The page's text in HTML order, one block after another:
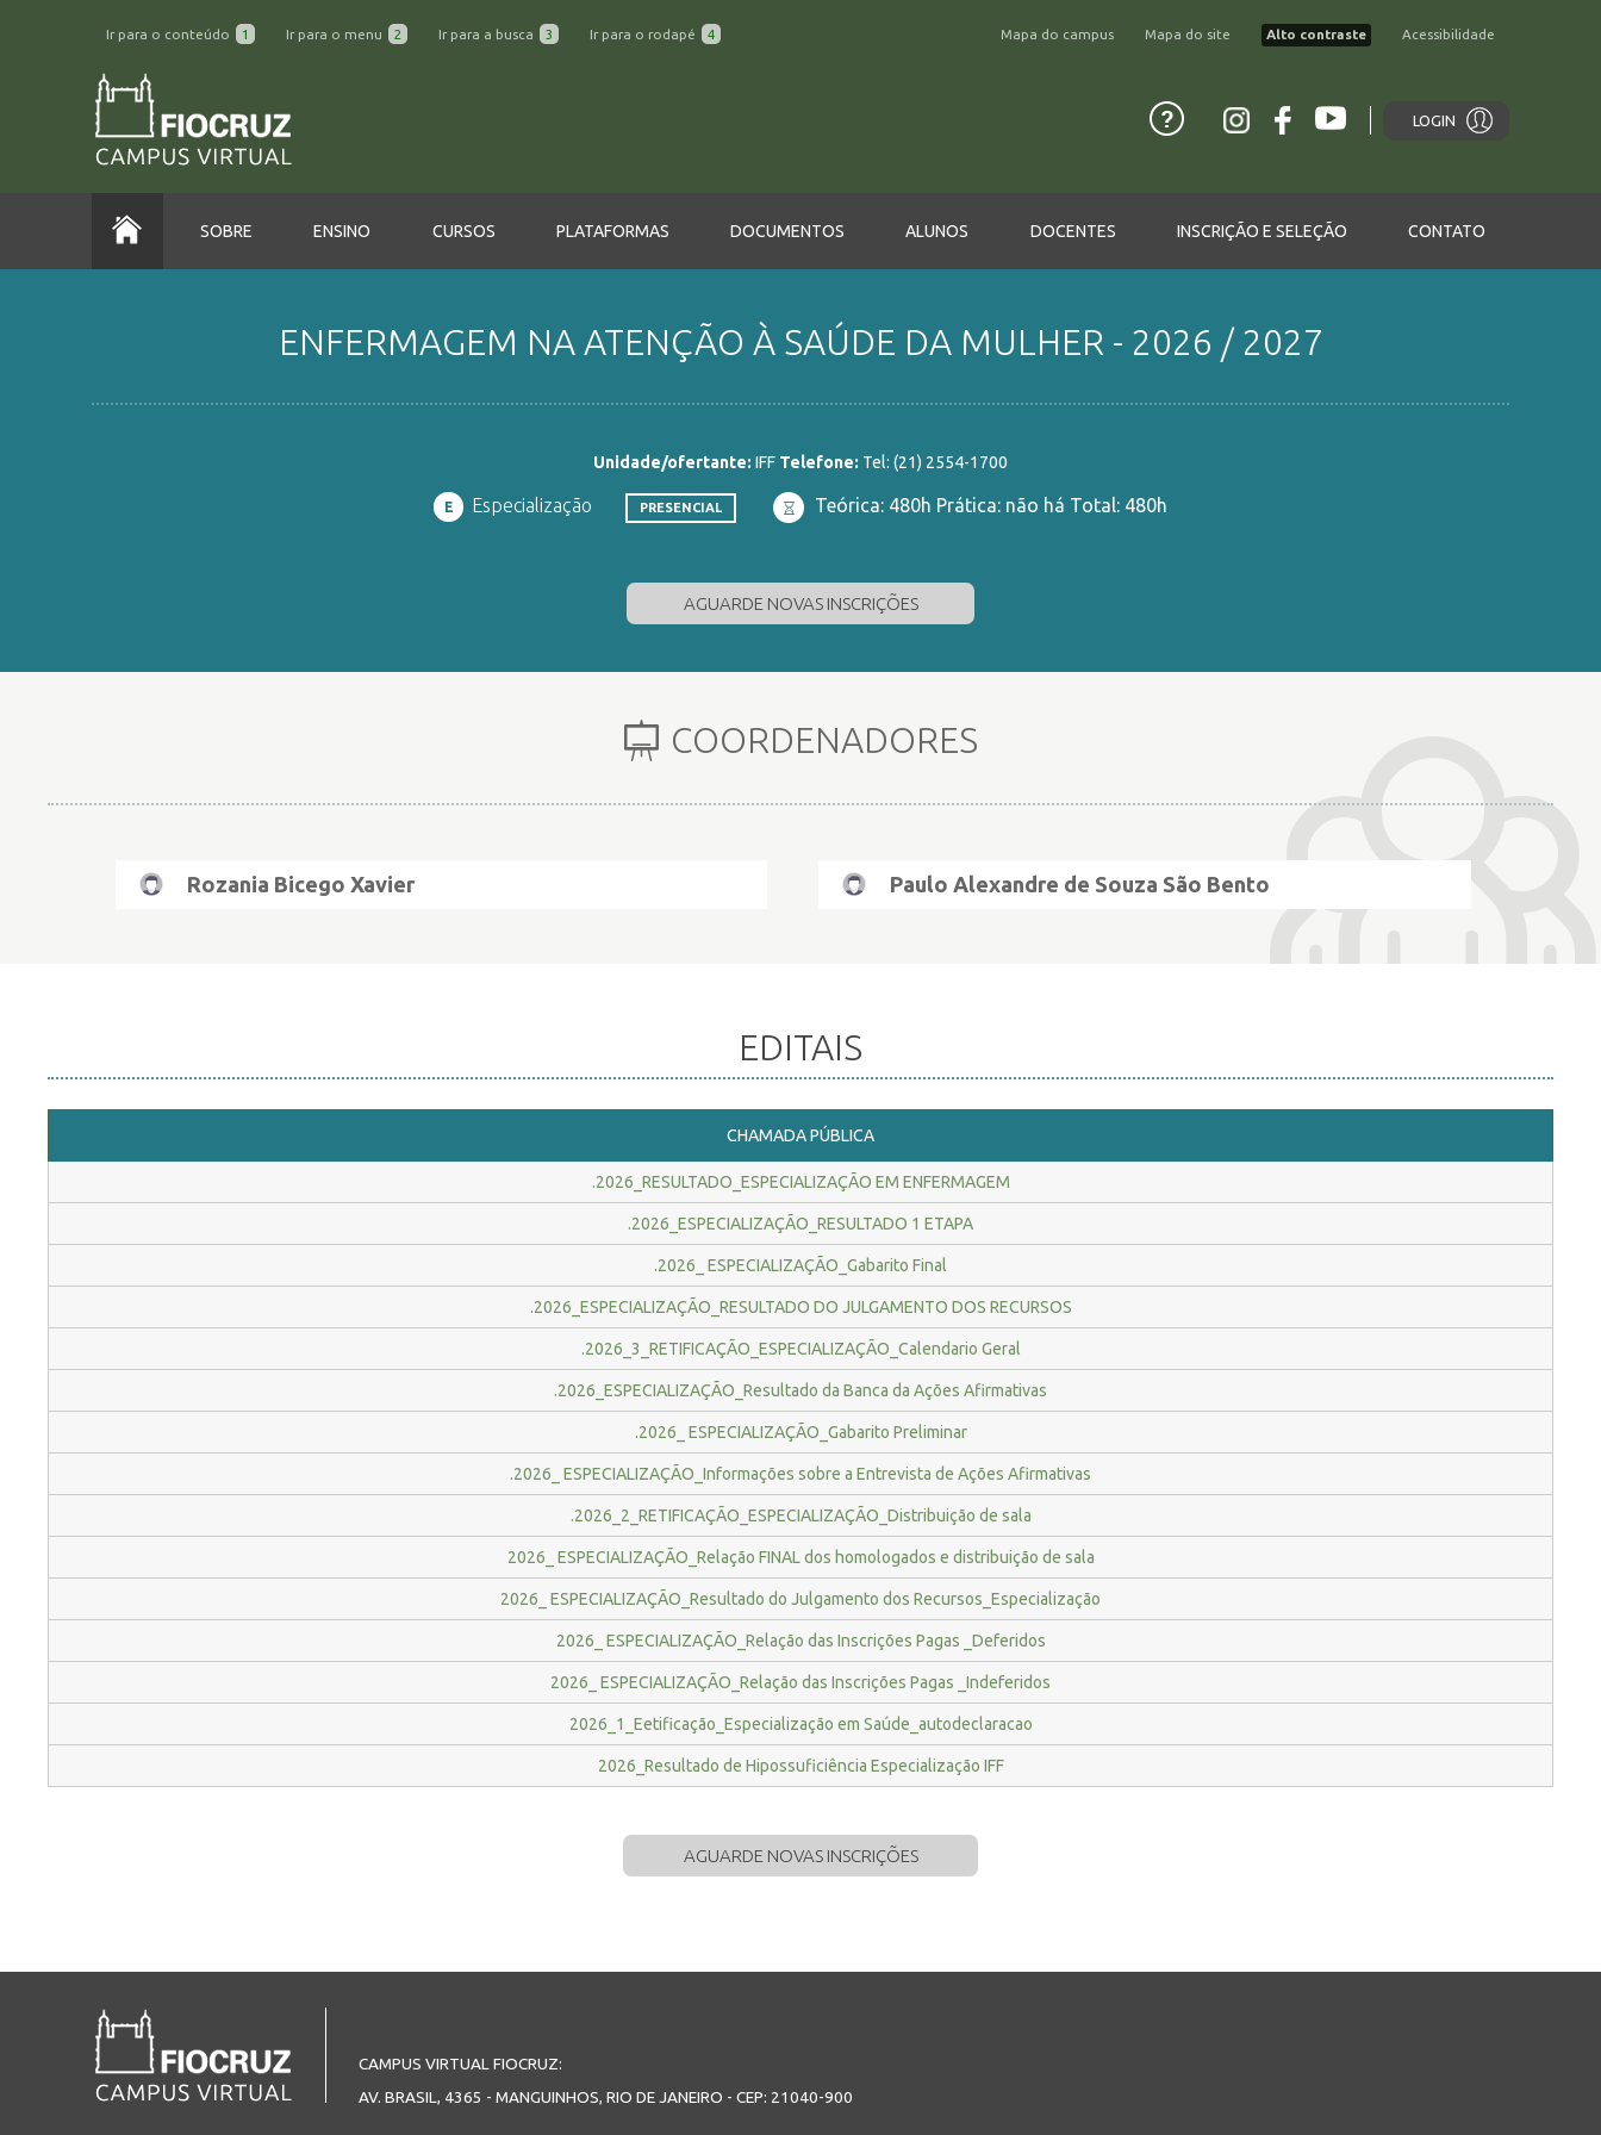
Ir para o conteúdo 1 Ir para o menu 2 Ir para a busca 3 Ir para o rodapé 4 Mapa do campus Mapa do site Alto contraste Acessibilidade
LOGIN
SOBRE ENSINO CURSOS PLATAFORMAS DOCUMENTOS ALUNOS DOCENTES INSCRIÇÃO E SELEÇÃO CONTATO
ENFERMAGEM NA ATENÇÃO À SAÚDE DA MULHER - 2026 / 2027
Unidade/ofertante: IFF Telefone: Tel: (21) 2554-1700
E Especialização PRESENCIAL Teórica: 480h Prática: não há Total: 480h
AGUARDE NOVAS INSCRIÇÕES
COORDENADORES
Rozania Bicego Xavier Paulo Alexandre de Souza São Bento
EDITAIS
CHAMADA PÚBLICA
.2026_RESULTADO_ESPECIALIZAÇÃO EM ENFERMAGEM
.2026_ESPECIALIZAÇÃO_RESULTADO 1 ETAPA
.2026_ ESPECIALIZAÇÃO_Gabarito Final
.2026_ESPECIALIZAÇÃO_RESULTADO DO JULGAMENTO DOS RECURSOS
.2026_3_RETIFICAÇÃO_ESPECIALIZAÇÃO_Calendario Geral
.2026_ESPECIALIZAÇÃO_Resultado da Banca da Ações Afirmativas
.2026_ ESPECIALIZAÇÃO_Gabarito Preliminar
.2026_ ESPECIALIZAÇÃO_Informações sobre a Entrevista de Ações Afirmativas
.2026_2_RETIFICAÇÃO_ESPECIALIZAÇÃO_Distribuição de sala
2026_ ESPECIALIZAÇÃO_Relação FINAL dos homologados e distribuição de sala
2026_ ESPECIALIZAÇÃO_Resultado do Julgamento dos Recursos_Especialização
2026_ ESPECIALIZAÇÃO_Relação das Inscrições Pagas _Deferidos
2026_ ESPECIALIZAÇÃO_Relação das Inscrições Pagas _Indeferidos
2026_1_Eetificação_Especialização em Saúde_autodeclaracao
2026_Resultado de Hipossuficiência Especialização IFF
AGUARDE NOVAS INSCRIÇÕES
CAMPUS VIRTUAL FIOCRUZ:
AV. BRASIL, 4365 - MANGUINHOS, RIO DE JANEIRO - CEP: 21040-900